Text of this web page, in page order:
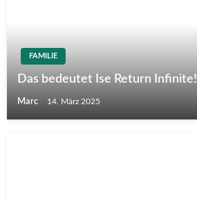
FAMILIE
Das bedeutet Ise Return Infinite!
Marc 14. März 2025